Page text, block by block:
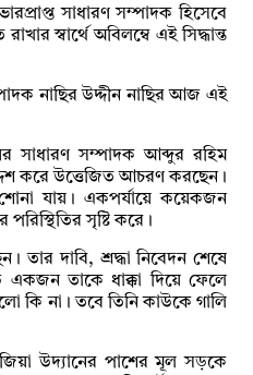
সাধারণ সম্পাদক হিসেবে
স্বার্থে অবিলম্বে এই সিদ্ধান্ত
নাছির উদ্দীন নাছির আজ এই
সাধারণ সম্পাদক আব্দুর রহিম
করে উত্তেজিত আচরণ করছেন।
যায়। একপর্যায়ে কয়েকজন
পরিস্থিতির সৃষ্টি করে।
তার দাবি, শ্রদ্ধা নিবেদন শেষে
একজন তাকে ধাক্কা দিয়ে ফেলে
কি না। তবে তিনি কাউকে গালি
উদ্যানের পাশের মূল সড়কে